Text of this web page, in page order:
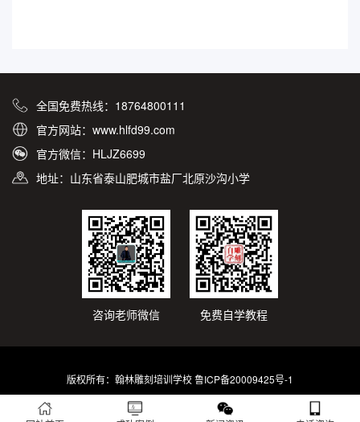
全国免费热线：18764800111
官方网站：www.hlfd99.com
官方微信：HLJZ6699
地址：山东省泰山肥城市盐厂北原沙沟小学
咨询老师微信 免费自学教程
版权所有：翰林雕刻培训学校鲁ICP备20009425号-1
Powered by 翰林雕刻培训学校